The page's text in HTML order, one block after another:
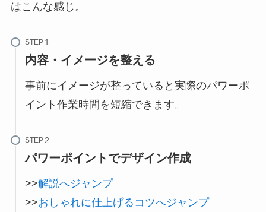
はこんな感じ。
STEP
内容・イメージを整える
事前にイメージが整っていると実際のパワーポ
イント作業時間を短縮できます。
STEP
パワーポイントでデザイン作成
>>解説へジャンプ
>>おしゃれに仕上げるコツへジャンプ